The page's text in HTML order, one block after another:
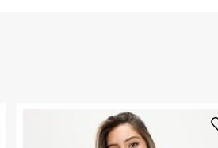
על גבי החבילה